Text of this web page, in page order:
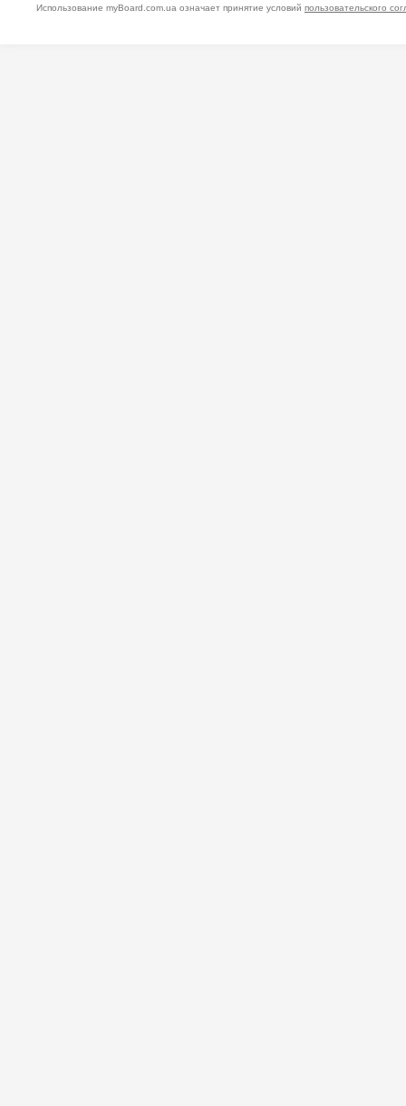
Использование myBoard.com.ua означает принятие условий пользовательского